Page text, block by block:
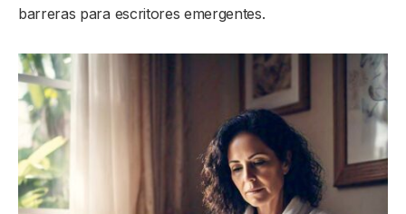
barreras para escritores emergentes.